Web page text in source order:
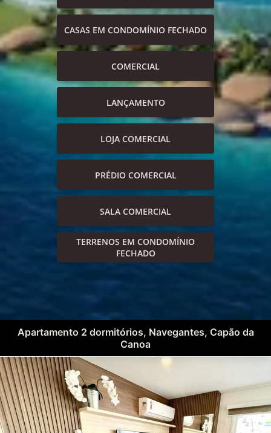
CASAS EM CONDOMÍNIO FECHADO
COMERCIAL
LANÇAMENTO
LOJA COMERCIAL
PRÉDIO COMERCIAL
SALA COMERCIAL
TERRENOS EM CONDOMÍNIO
FECHADO
Apartamento 2 dormitórios, Navegantes, Capão da
Canoa